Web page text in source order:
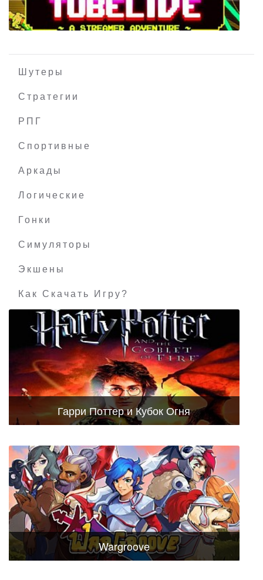
Шутеры
Стратегии
РПГ
Спортивные
Аркады
Логические
Гонки
Симуляторы
Экшены
Как Скачать Игру?
Гарри Поттер и Кубок Огня
Wargroove